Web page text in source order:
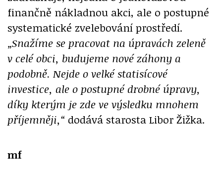
finančně nákladnou akci, ale o postupné
systematické zvelebování prostředí.
„Snažíme se pracovat na úpravách zeleně
v celé obci, budujeme nové záhony a
podobně. Nejde o velké statisícové
investice, ale o postupné drobné úpravy,
díky kterým je zde ve výsledku mnohem
příjemněji,“ dodává starosta Libor Žižka.
mf